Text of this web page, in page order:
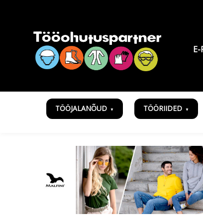
E-
TÖÖJALANÕUD TÖÖRIIDED